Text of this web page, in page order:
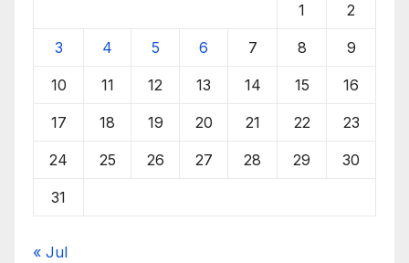
1 2
3 4 5 6 7 8 9
10 11 12 13 14 15 16
17 18 19 20 21 22 23
24 25 26 27 28 29 30
31
« Jul